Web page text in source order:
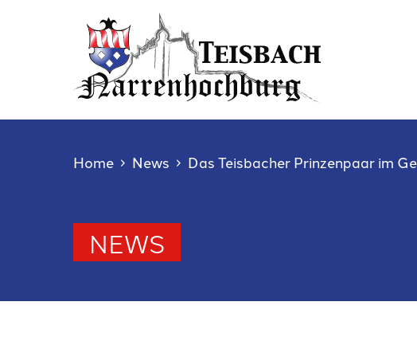
Home News Das Teisbacher Prinzenpaar im
NEWS